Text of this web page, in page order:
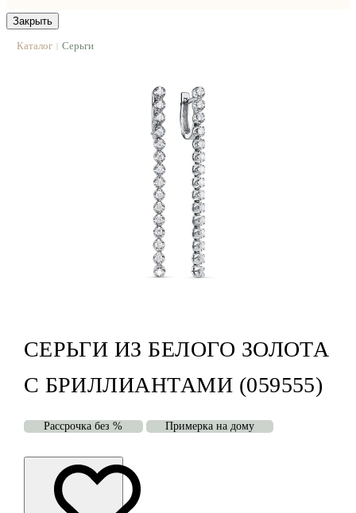
Закрыть
Каталог | Серьги
СЕРЬГИ ИЗ БЕЛОГО ЗОЛОТА
С БРИЛЛИАНТАМИ (059555)
Рассрочка без % Примерка на дому